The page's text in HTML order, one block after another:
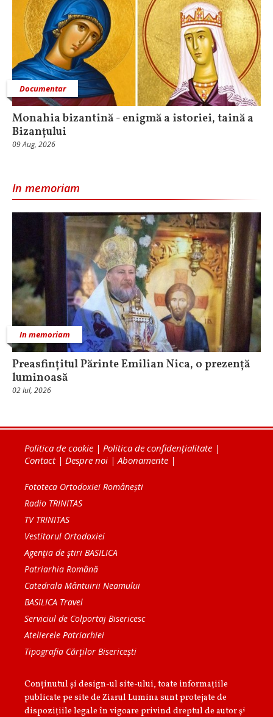
Documentar
Monahia bizantină - enigmă a istoriei, taină a
Bizanțului
09 Aug, 2026
In memoriam
In memoriam
Preasfințitul Părinte Emilian Nica, o prezență
luminoasă
02 Iul, 2026
Politica de cookie | Politica de confidențialitate |
Contact| Despre noi |Abonamente |
Fototeca Ortodoxiei Românești
Radio TRINITAS
TV TRINITAS
Vestitorul Ortodoxiei
Agenţia de ştiri BASILICA
Patriarhia Română
Catedrala Mântuirii Neamului
BASILICA Travel
Serviciul de Colportaj Bisericesc
Atelierele Patriarhiei
Tipografia Cărţilor Bisericeşti
Conținutul și design-ul site-ului, toate informaţiile
publicate pe site de Ziarul Lumina sunt protejate de
dispoziţiile legale în vigoare privind dreptul de autor şi